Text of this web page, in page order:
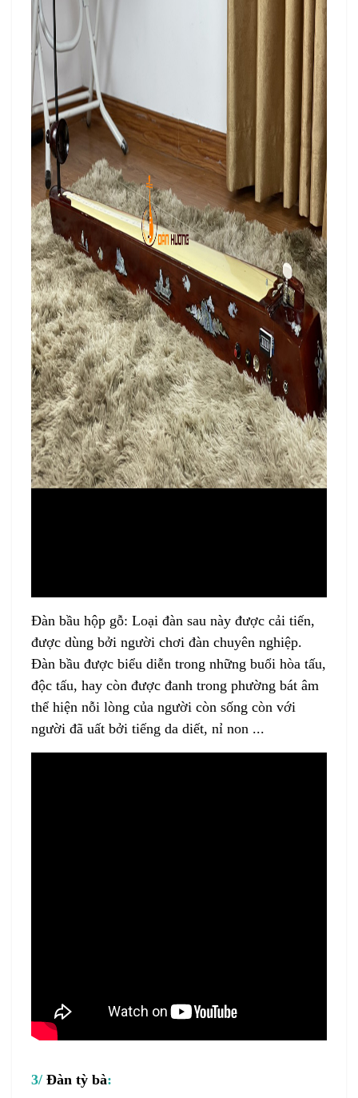
Đàn bầu hộp gỗ: Loại đàn sau này được cải tiến,
được dùng bởi người chơi đàn chuyên nghiệp.
Đàn bầu được biểu diễn trong những buổi hòa tấu,
độc tấu, hay còn được đanh trong phường bát âm
thể hiện nỗi lòng của người còn sống còn với
người đã uất bởi tiếng da diết, nỉ non ...
3/ Đàn tỳ bà: